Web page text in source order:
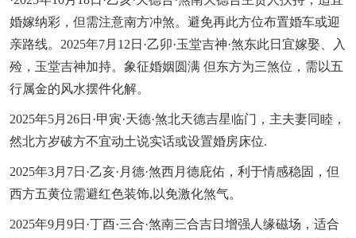
婚嫁纳彩，但需注意南方冲煞。避免再此方位布置婚车或迎
亲路线。2025年7月12日·乙卯·玉堂吉神·煞东此日宜嫁娶、入
殓，玉堂吉神加持。象征婚姻圆满 但东方为三煞位，需以五
行属金的风水摆件化解。
2025年5月26日·甲寅·天德·煞北天德吉星临门，主夫妻同睦，
然北方岁破方不宜动土说实话或设置婚房床位.
2025年3月7日·乙亥·月德·煞西月德庇佑，利于情感稳固，但
西方五黄位需避红色装饰,以免激化煞气。
2025年9月9日·丁酉·三合·煞南三合吉日增强人缘磁场，适合